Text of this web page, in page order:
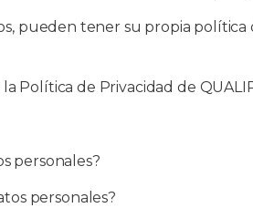
pueden tener su propia
Política de Privacidad de
personales?
personales?